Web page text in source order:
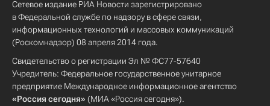
Сетевое издание РИА Новости зарегистрировано
в Федеральной службе по надзору в сфере связи,
информационных технологий и массовых коммуникаций
(Роскомнадзор) 08 апреля 2014 года.
Свидетельство о регистрации Эл № ФС77-57640
Учредитель: Федеральное государственное унитарное
предприятие Международное информационное агентство
«Россия сегодня» (МИА «Россия сегодня»).